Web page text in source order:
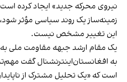
نیروی محرکه جدید» ایجاد کرده
زمینه‌ساز یک روند سیاسی مؤثر
این تغییر مشخص نیست.
یک مقام ارشد جبهه مقاومت ملی
به افغانستان‌اینترنشنال گفت
است که «یک تحلیل مشترک از